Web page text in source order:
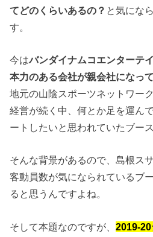
てどのくらいあるの？ と気にな
す。
今はバンダイナムコエンターテ
本力のある会社が親会社になっ
地元の山陰スポーツネットワー
経営が続く中、何とか足を運ん
ートしたいと思われていたブー
そんな背景があるので、島根ス
客動員数が気になられているブ
ると思うんですよね。
そして本題なのですが、2019-